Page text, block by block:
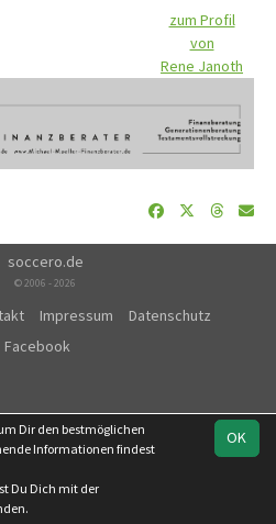
zum Profil
von
Rene Janoth
soccero.de
© 2006 - 2026
Impressum
Datenschutz
Facebook
OK
Dir den bestmöglichen
Informationen findest
Du Dich mit der